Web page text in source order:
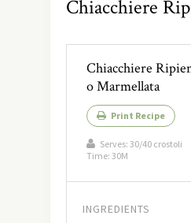
Chiacchiere
Chiacchiere
o Marmellata
Print Recipe
Serves: 30/40 crostoli
Time: 30M
INGREDIENTS